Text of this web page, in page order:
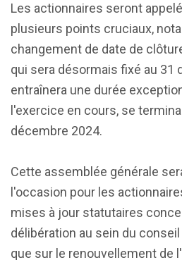
Les actionnaires seront
plusieurs points cruciaux,
changement de date de
qui sera désormais fixé au 31
entraînera une durée
l'exercice en cours, se
décembre 2024.
Cette assemblée générale
l'occasion pour les
mises à jour statutaires
délibération au sein du
que sur le renouvellement de